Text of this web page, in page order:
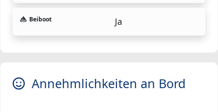
Beiboot Ja
Annehmlichkeiten an Bord